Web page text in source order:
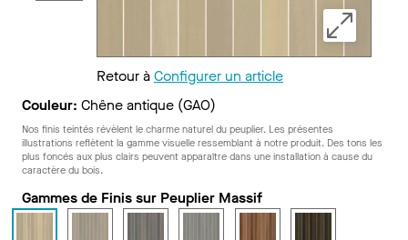
Retour àConfigurer un article
Couleur: Chêne antique (GAO)
Nos finis teintés révèlent le charme naturel du peuplier. Les présentes
illustrations reflètent la gamme visuelle ressemblant à notre produit. Des tons les
plus foncés aux plus clairs peuvent apparaître dans une installation à cause du
caractère du bois.
Gammes de Finis sur Peuplier Massif